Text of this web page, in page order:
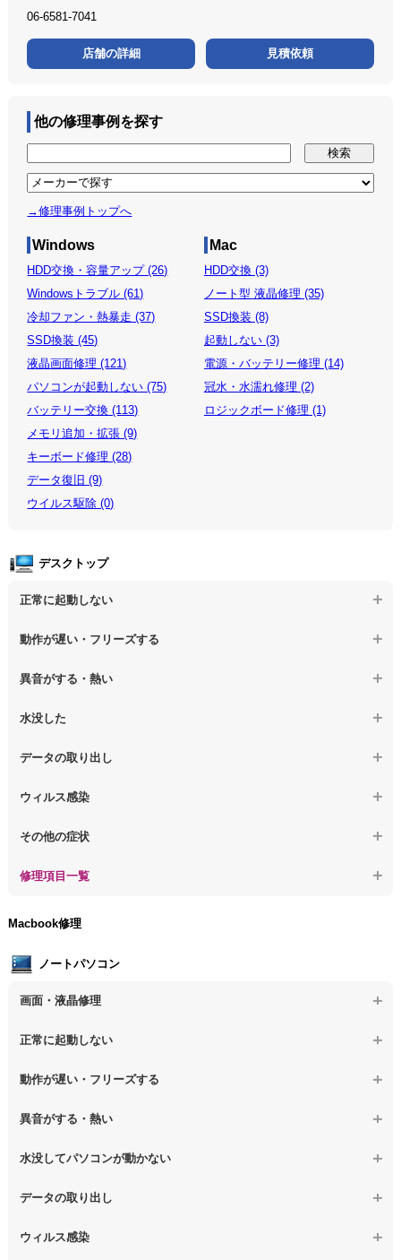
06-6581-7041
店舗の詳細 見積依頼
他の修理事例を探す
→修理事例トップへ
Windows
HDD交換・容量アップ (26)
Windowsトラブル (61)
冷却ファン・熱暴走 (37)
SSD換装 (45)
液晶画面修理 (121)
パソコンが起動しない (75)
バッテリー交換 (113)
メモリ追加・拡張 (9)
キーボード修理 (28)
データ復旧 (9)
ウイルス駆除 (0)
Mac
HDD交換 (3)
ノート型 液晶修理 (35)
SSD換装 (8)
起動しない (3)
電源・バッテリー修理 (14)
冠水・水濡れ修理 (2)
ロジックボード修理 (1)
デスクトップ
正常に起動しない
【デスクトップPC】電源を押しても反応がない
【デスクトップPC】修復モードから復旧できない
【デスクトップPC】その他の起動しない問題
動作が遅い・フリーズする
【デスクトップPC】操作中の動作が遅い
異音がする・熱い
【デスクトップPC】パソコンから異音がする
水没した
【デスクトップPC】水没してパソコンが動かない
データの取り出し
【デスクトップPC】起動しないPCのデータを復旧
ウィルス感染
【デスクトップPC】特定のプログラムを削除したい
【デスクトップPC】ウィルス感染のその他の問題
その他の症状
【デスクトップPC】事例紹介
修理項目一覧
【デスクトップPC】電源故障
【デスクトップPC】液晶ディスプレイ交換
【デスクトップPC】マザーボード交換
【デスクトップPC】OS再インストール
Macbook修理
ノートパソコン
画面・液晶修理
【ノートパソコン】画面の割れ・破損
正常に起動しない
【ノートパソコン】電源を押しても反応がない
【ノートパソコン】修復モードから復旧できない
【ノートパソコン】その他の起動しない問題
動作が遅い・フリーズする
【ノートパソコン】操作中の動作が重い
異音がする・熱い
【ノートパソコン】パソコンから異音がする
水没してパソコンが動かない
【ノートパソコン】水没してパソコンが動かない
データの取り出し
【ノートパソコン】起動しないPCのデータを復旧
ウィルス感染